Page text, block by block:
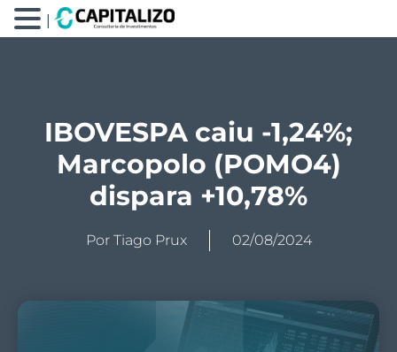
IBOVESPA caiu -1,24%;
Marcopolo (POMO4)
dispara +10,78%
Por Tiago Prux 02/08/2024